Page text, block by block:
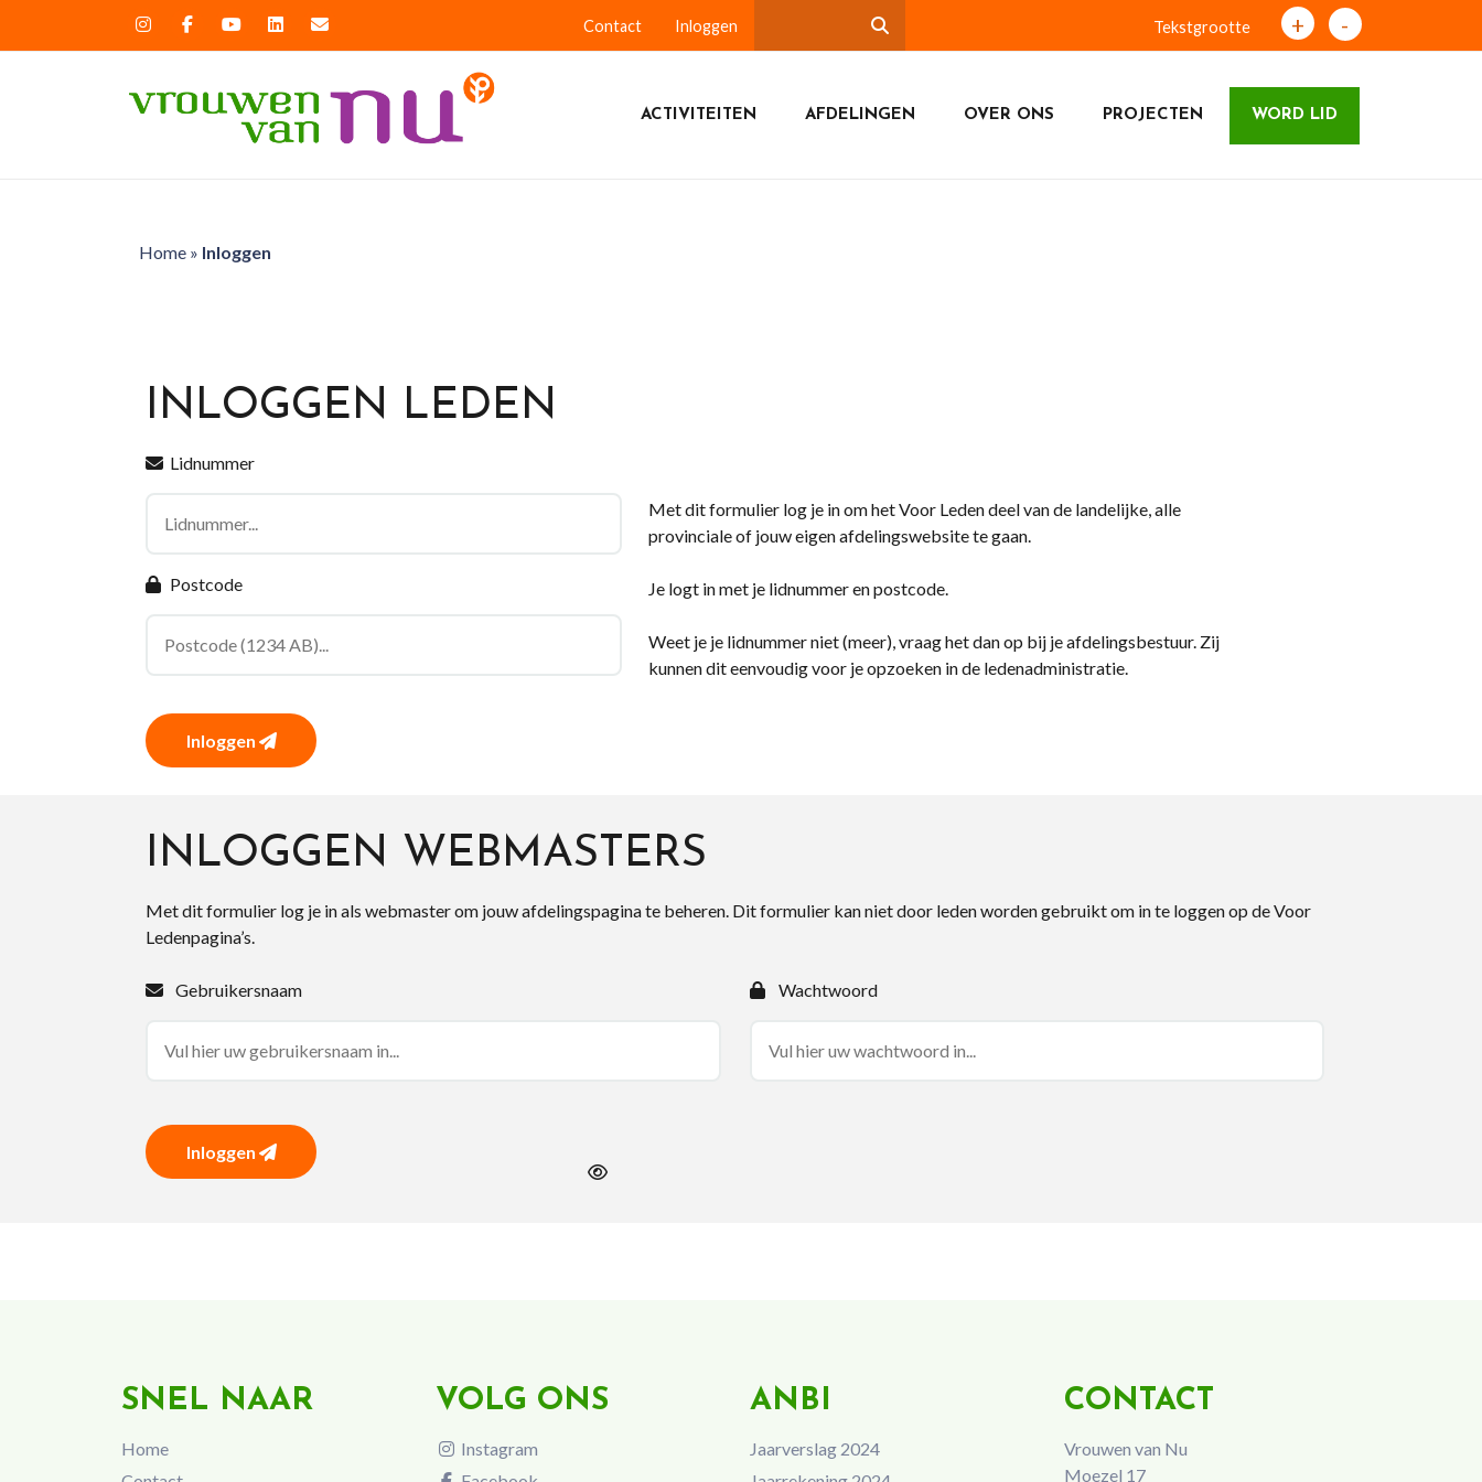
Contact Inloggen Tekstgrootte + -
ACTIVITEITEN AFDELINGEN OVER ONS PROJECTEN WORD LID
Home» Inloggen
INLOGGEN LEDEN
Lidnummer
Postcode
Inloggen
Met dit formulier log je in om het Voor Leden deel van de landelijke, alle
provinciale of jouw eigen afdelingswebsite te gaan.
Je logt in met je lidnummer en postcode.
Weet je je lidnummer niet (meer), vraag het dan op bij je afdelingsbestuur. Zij
kunnen dit eenvoudig voor je opzoeken in de ledenadministratie.
INLOGGEN WEBMASTERS
Met dit formulier log je in als webmaster om jouw afdelingspagina te beheren. Dit formulier kan niet door leden worden gebruikt om in te loggen op de Voor
Ledenpagina’s.
Gebruikersnaam Wachtwoord
Inloggen
SNEL NAAR
Home
VOLG ONS
Instagram
ANBI
Jaarverslag 2024
CONTACT
Vrouwen van Nu
Moezel 17